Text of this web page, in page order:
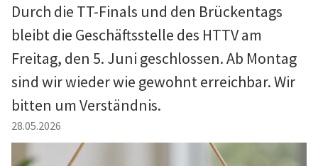
Durch die TT-Finals und den Brückentags
bleibt die Geschäftsstelle des HTTV am
Freitag, den 5. Juni geschlossen. Ab Montag
sind wir wieder wie gewohnt erreichbar. Wir
bitten um Verständnis.
28.05.2026